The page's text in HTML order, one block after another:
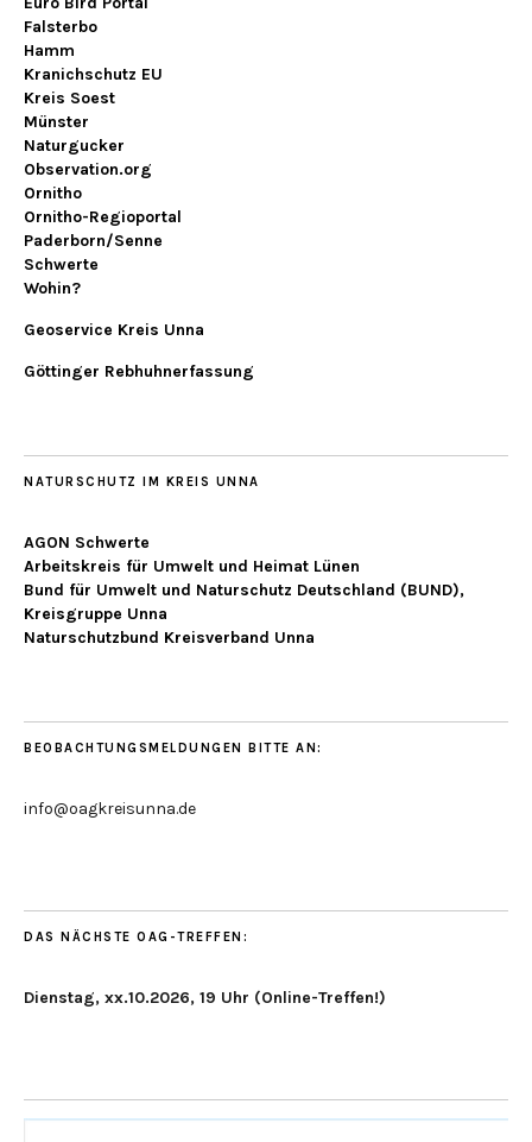
Falsterbo
Hamm
Kranichschutz EU
Kreis Soest
Münster
Naturgucker
Observation.org
Ornitho
Ornitho-Regioportal
Paderborn/Senne
Schwerte
Wohin?
Geoservice Kreis Unna
Göttinger Rebhuhnerfassung
NATURSCHUTZ IM KREIS UNNA
AGON Schwerte
Arbeitskreis für Umwelt und Heimat Lünen
Bund für Umwelt und Naturschutz Deutschland (BUND),
Kreisgruppe Unna
Naturschutzbund Kreisverband Unna
BEOBACHTUNGSMELDUNGEN BITTE AN:
info@oagkreisunna.de
DAS NÄCHSTE OAG-TREFFEN:
Dienstag, xx.10.2026, 19 Uhr (Online-Treffen!)